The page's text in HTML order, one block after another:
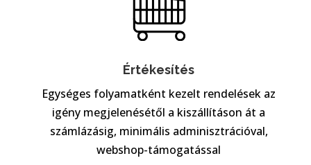
Értékesítés
Egységes folyamatként kezelt rendelések az
igény megjelenésétől a kiszállításon át a
számlázásig, minimális adminisztrációval,
webshop-támogatással